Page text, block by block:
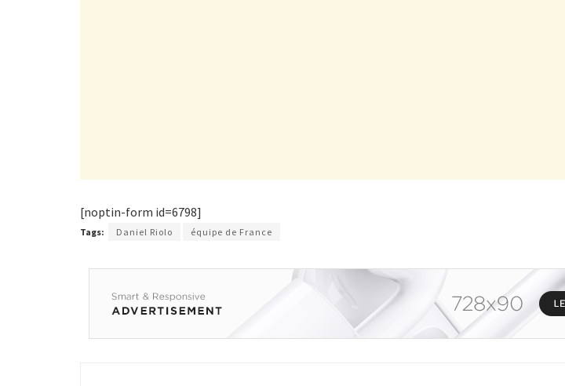
[noptin-form id=6798]
Tags: Daniel Riolo équipe de France